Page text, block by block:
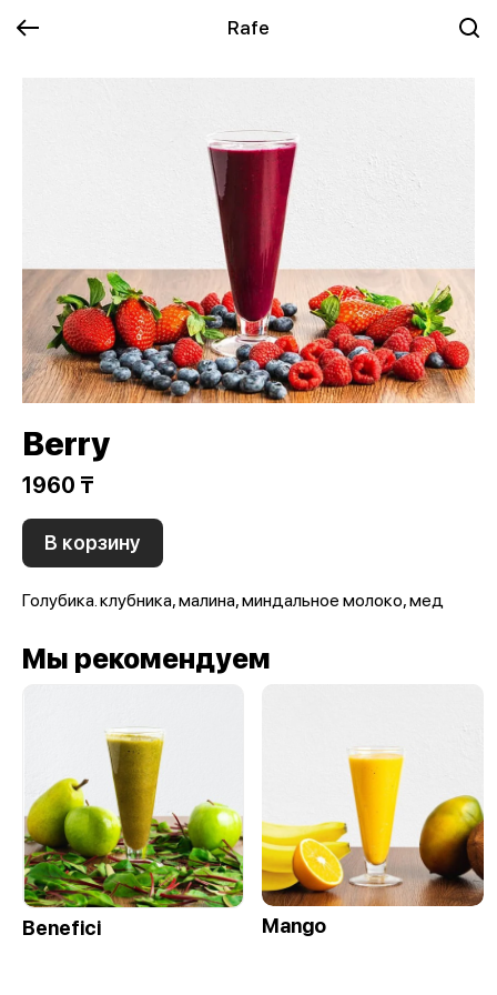
Rafe
Berry
1960 ₸
В корзину
Голубика. клубника, малина, миндальное молоко, мед
Мы рекомендуем
Benefici Mango